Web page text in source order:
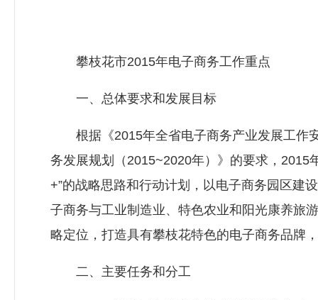
攀枝花市2015年电子商务工作重点
一、总体要求和发展目标
根据《2015年全省电子商务产业发展工作
务发展规划（2015~2020年）》的要求，2015
+”的战略思路和行动计划，以电子商务园区建
子商务与工业制造业、特色农业和阳光康养旅
略定位，打造具有攀枝花特色的电子商务品牌
二、主要任务和分工